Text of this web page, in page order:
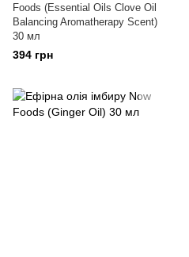
Foods (Essential Oils Clove Oil
Balancing Aromatherapy Scent)
30 мл
394 грн